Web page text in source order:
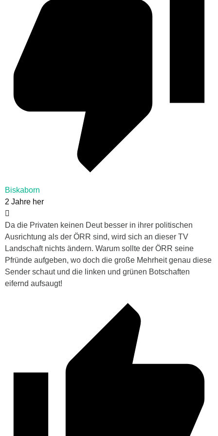
Biskaborn
2 Jahre her
Da die Privaten keinen Deut besser in ihrer politischen
Ausrichtung als der ÖRR sind, wird sich an dieser TV
Landschaft nichts ändern. Warum sollte der ÖRR seine
Pfründe aufgeben, wo doch die große Mehrheit genau diese
Sender schaut und die linken und grünen Botschaften
eifernd aufsaugt!